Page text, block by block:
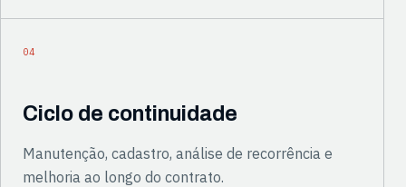
04
Ciclo de continuidade
Manutenção, cadastro, análise de recorrência e
melhoria ao longo do contrato.